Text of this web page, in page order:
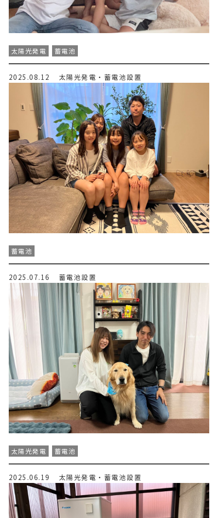
太陽光発電 蓄電池
2025.08.12 太陽光発電・蓄電池設置
蓄電池
2025.07.16 蓄電池設置
太陽光発電 蓄電池
2025.06.19 太陽光発電・蓄電池設置